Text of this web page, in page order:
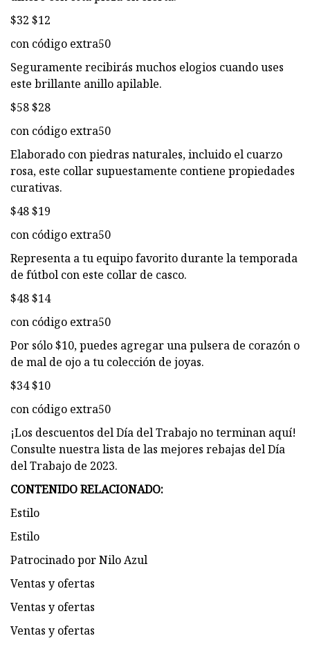
$32 $12
con código extra50
Seguramente recibirás muchos elogios cuando uses
este brillante anillo apilable.
$58 $28
con código extra50
Elaborado con piedras naturales, incluido el cuarzo
rosa, este collar supuestamente contiene propiedades
curativas.
$48 $19
con código extra50
Representa a tu equipo favorito durante la temporada
de fútbol con este collar de casco.
$48 $14
con código extra50
Por sólo $10, puedes agregar una pulsera de corazón o
de mal de ojo a tu colección de joyas.
$34 $10
con código extra50
¡Los descuentos del Día del Trabajo no terminan aquí!
Consulte nuestra lista de las mejores rebajas del Día
del Trabajo de 2023.
CONTENIDO RELACIONADO:
Estilo
Estilo
Patrocinado por Nilo Azul
Ventas y ofertas
Ventas y ofertas
Ventas y ofertas